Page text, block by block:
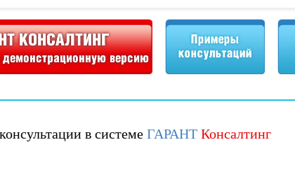
версия ГАРАНТ Консалтинг Примеры консультаций
в системеГАРАНТКонсалтинг